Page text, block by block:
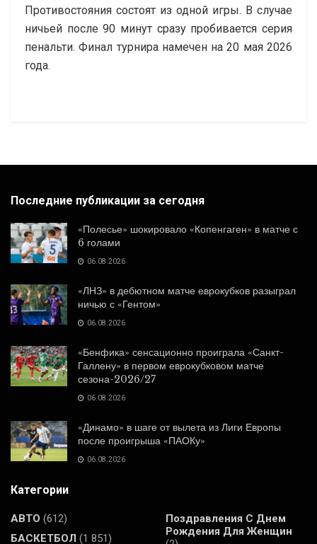
Противостояния состоят из одной игры. В случае
ничьей после 90 минут сразу пробивается серия
пенальти. Финал турнира намечен на 20 мая 2026
года.
Последние публикации за сегодня
«Полесье» шокировало «Копенгаген» в матче с
6 голами
06.08.2026
«ЛНЗ» в дебютном матче еврокубков разыграл
ничью с «Гентом»
06.08.2026
«Бенфика» сенсационно проиграла «Санкт-
Галлену» в первом еврокубковом матче
сезона-2026/27
06.08.2026
«Динамо» в шаге от вылета из Лиги Европы
после проигрыша «ПАОКу»
06.08.2026
Категории
АВТО (612)
БАСКЕТБОЛ (1 851)
Поздравления С Днем
Рождения Для Женщин